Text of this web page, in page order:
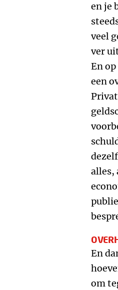
en je
veel
ver
En
een
alles,
En
om